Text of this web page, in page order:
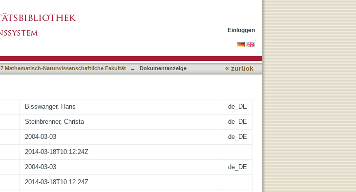
Einloggen
7 Mathematisch-Naturwissenschaftliche Fakultät → Dokumentanzeige « zurück
Bisswanger, Hans de_DE
Steinbrenner, Christa de_DE
2004-03-03 de_DE
2014-03-18T10:12:24Z
2004-03-03 de_DE
2014-03-18T10:12:24Z